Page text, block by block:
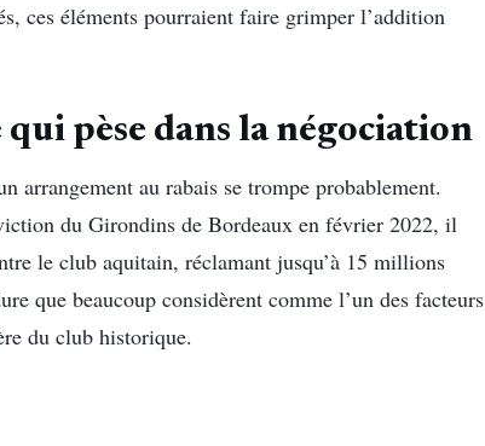
ces éléments pourraient faire grimper l’addition
pèse dans la négociation
arrangement au rabais se trompe probablement.
du Girondins de Bordeaux en février 2022, il
le club aquitain, réclamant jusqu’à 15 millions
que beaucoup considèrent comme l’un des facteurs
du club historique.